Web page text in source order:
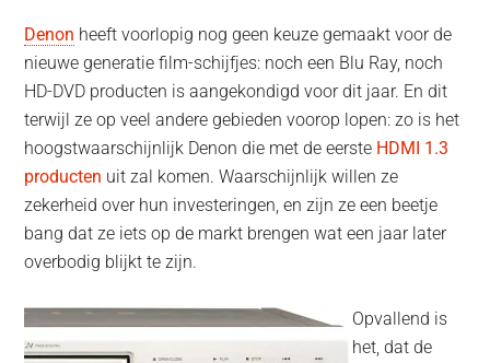
Denon heeft voorlopig nog geen keuze gemaakt voor de
nieuwe generatie film-schijfjes: noch een Blu Ray, noch
HD-DVD producten is aangekondigd voor dit jaar. En dit
terwijl ze op veel andere gebieden voorop lopen: zo is het
hoogstwaarschijnlijk Denon die met de eerste HDMI 1.3
producten uit zal komen. Waarschijnlijk willen ze
zekerheid over hun investeringen, en zijn ze een beetje
bang dat ze iets op de markt brengen wat een jaar later
overbodig blijkt te zijn.
Opvallend is
het, dat de